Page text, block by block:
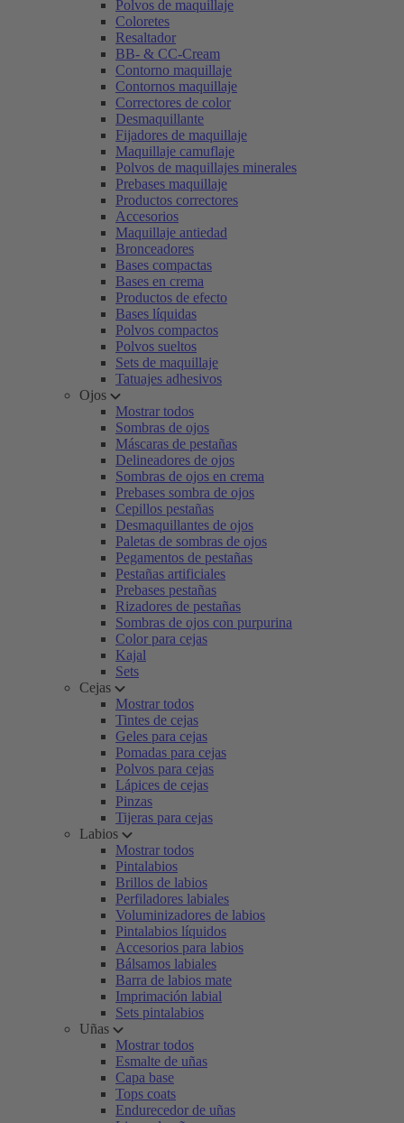
Polvos de maquillaje
Coloretes
Resaltador
BB- & CC-Cream
Contorno maquillaje
Contornos maquillaje
Correctores de color
Desmaquillante
Fijadores de maquillaje
Maquillaje camuflaje
Polvos de maquillajes minerales
Prebases maquillaje
Productos correctores
Accesorios
Maquillaje antiedad
Bronceadores
Bases compactas
Bases en crema
Productos de efecto
Bases líquidas
Polvos compactos
Polvos sueltos
Sets de maquillaje
Tatuajes adhesivos
Ojos
Mostrar todos
Sombras de ojos
Máscaras de pestañas
Delineadores de ojos
Sombras de ojos en crema
Prebases sombra de ojos
Cepillos pestañas
Desmaquillantes de ojos
Paletas de sombras de ojos
Pegamentos de pestañas
Pestañas artificiales
Prebases pestañas
Rizadores de pestañas
Sombras de ojos con purpurina
Color para cejas
Kajal
Sets
Cejas
Mostrar todos
Tintes de cejas
Geles para cejas
Pomadas para cejas
Polvos para cejas
Lápices de cejas
Pinzas
Tijeras para cejas
Labios
Mostrar todos
Pintalabios
Brillos de labios
Perfiladores labiales
Voluminizadores de labios
Pintalabios líquidos
Accesorios para labios
Bálsamos labiales
Barra de labios mate
Imprimación labial
Sets pintalabios
Uñas
Mostrar todos
Esmalte de uñas
Capa base
Tops coats
Endurecedor de uñas